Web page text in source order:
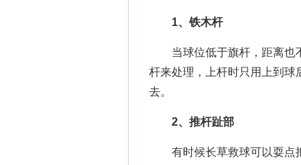
1、铁木杆
当球位低于旗杆，距离也不
杆来处理，上杆时只用上到球
去。
2、推杆趾部
有时候长草救球可以耍点把